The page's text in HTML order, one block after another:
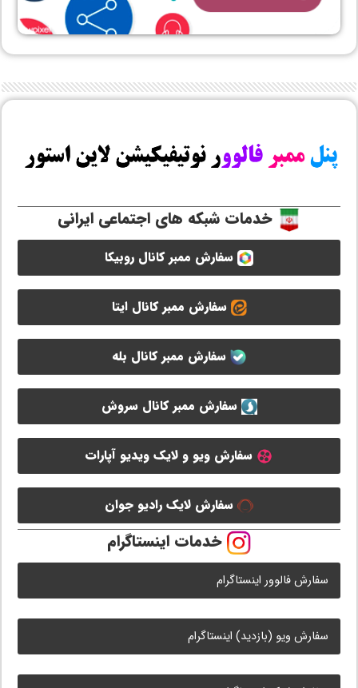
خدمات شبکه های اجتماعی ایرانی
سفارش ممبر کانال روبیکا
سفارش ممبر کانال ایتا
سفارش ممبر کانال بله
سفارش ممبر کانال سروش
سفارش ویو و لایک ویدیو آپارات
سفارش لایک رادیو جوان
خدمات اینستاگرام
سفارش فالوور اینستاگرام
سفارش ویو (بازدید) اینستاگرام